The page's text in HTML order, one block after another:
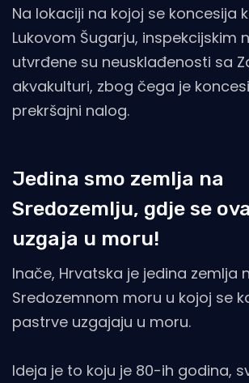
Na lokaciji na kojoj se koncesija
Lukovom Šugarju, inspekcijskim
utvrđene su neusklađenosti sa
akvakulturi, zbog čega je
prekršajni nalog.
Jedina smo zemlja na
Sredozemlju, gdje se
uzgaja u moru!
Inače, Hrvatska je jedina zemlja
Sredozemnom moru u kojoj se
pastrve uzgajaju u moru.
Ideja je to koju je 80-ih godina,